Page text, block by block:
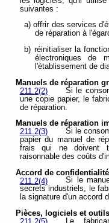
suivantes :
a) offrir des services
de réparation à
b) réinitialiser la
électroniques de
l'établissement de
Manuels de réparation
211.2(2)
Si le
une copie papier, le
de réparation.
Manuels de réparation
211.2(3)
Si le
papier du manuel de
frais qui ne doivent
raisonnable des coûts
Accord de confidentialité
211.2(4)
Si le
secrets industriels,
le
la signature d'un accord
Pièces, logiciels et
Le